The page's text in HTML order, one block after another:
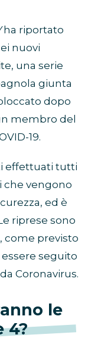
ha riportato
nuovi
una serie
giunta
dopo
membro del
19.
effettuati tutti
che vengono
ed è
riprese sono
come previsto
seguito
Coronavirus.
le
4?